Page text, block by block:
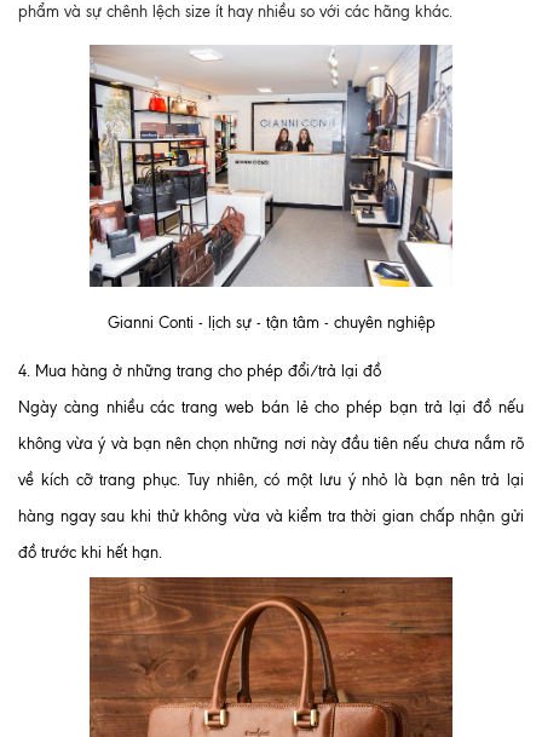
phẩm và sự chênh lệch size ít hay nhiều so với các hãng khác.
Gianni Conti - lịch sự - tận tâm - chuyên nghiệp
4. Mua hàng ở những trang cho phép đổi/trả lại đồ
Ngày càng nhiều các trang web bán lẻ cho phép bạn trả lại đồ nếu
không vừa ý và bạn nên chọn những nơi này đầu tiên nếu chưa nắm rõ
về kích cỡ trang phục. Tuy nhiên, có một lưu ý nhỏ là bạn nên trả lại
hàng ngay sau khi thử không vừa và kiểm tra thời gian chấp nhận gửi
đồ trước khi hết hạn.